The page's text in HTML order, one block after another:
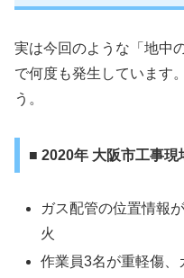
実は今回のような「地中
で何度も発生しています
う。
■ 2020年 大阪市工事現
ガス配管の位置情報
火
作業員3名が重軽傷、